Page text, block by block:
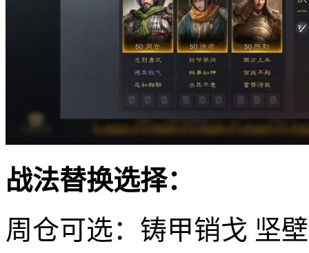
战法替换选择：
周仓可选：铸甲销戈 坚